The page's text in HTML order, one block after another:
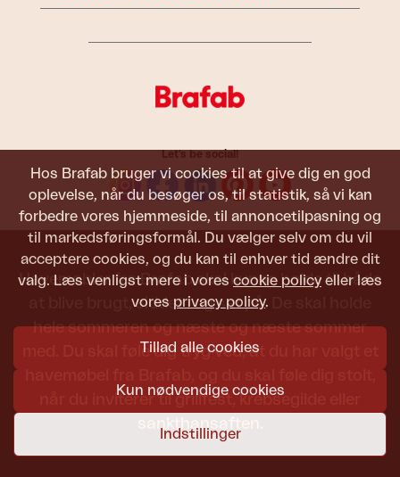
Hos Brafab bruger vi cookies til at give dig en god
oplevelse, når du besøger os, til statistik, så vi kan
forbedre vores hjemmeside, til annoncetilpasning og
til markedsføringsformål. Du vælger selv om du vil
acceptere cookies, og du kan til enhver tid ændre dit
valg. Læs venligst mere i vores cookie policy eller læs
vores privacy policy.
Tillad alle cookies
Kun nødvendige cookies
Indstillinger
Let's be social!
Havemøbler fra Brafab skal kunne holde til både
at blive brugt, siddet i og set på. De skal holde
hele sommeren og næste og næste sommer
med. Du skal føle dig tryg ved, at du har valgt et
når du inviterer til grillfest, krebsegilde eller